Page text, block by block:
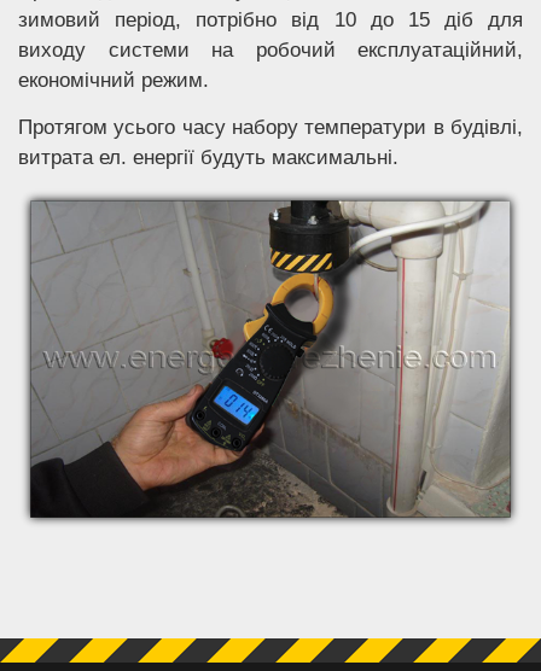
зимовий період, потрібно від 10 до 15 діб для
виходу системи на робочий експлуатаційний,
економічний режим.
Протягом усього часу набору температури в будівлі,
витрата ел. енергії будуть максимальні.